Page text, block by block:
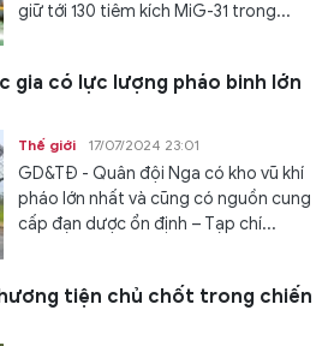
giữ tới 130 tiêm kích MiG-31 trong...
gia có lực lượng pháo binh lớn
Thế giới 17/07/2024 23:01
GD&TĐ - Quân đội Nga có kho vũ khí
pháo lớn nhất và cũng có nguồn cung
cấp đạn dược ổn định – Tạp chí...
tiện chủ chốt trong chiến